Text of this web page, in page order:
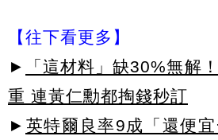
【往下看更多】
►
「這材料」缺30%無解
重 連黃仁勳都掏錢秒訂
► 英特爾良率9成「還便